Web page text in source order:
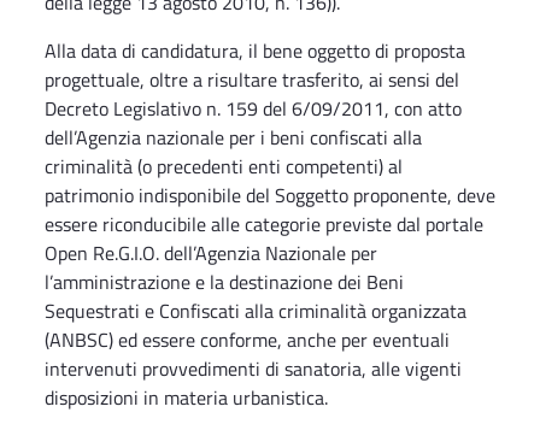
Alla data di candidatura, il bene oggetto di proposta
progettuale, oltre a risultare trasferito, ai sensi del
Decreto Legislativo n. 159 del 6/09/2011, con atto
dell’Agenzia nazionale per i beni confiscati alla
criminalità (o precedenti enti competenti) al
patrimonio indisponibile del Soggetto proponente, deve
essere riconducibile alle categorie previste dal portale
Open Re.G.I.O. dell’Agenzia Nazionale per
l’amministrazione e la destinazione dei Beni
Sequestrati e Confiscati alla criminalità organizzata
(ANBSC) ed essere conforme, anche per eventuali
intervenuti provvedimenti di sanatoria, alle vigenti
disposizioni in materia urbanistica.